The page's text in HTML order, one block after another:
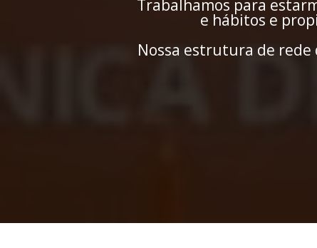
Trabalhamos para
e hábitos e
Nossa estrutura de rede